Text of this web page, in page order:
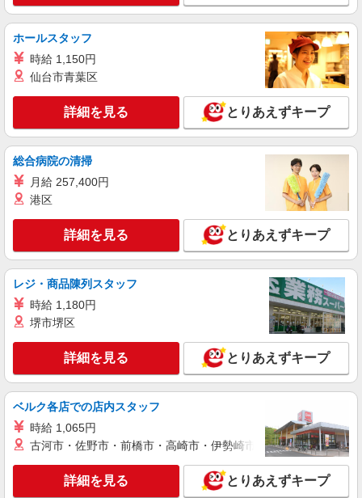
例：285万円〜 ※職務手当、働きがい向上手当、
日祝手当（月平均2回分）等、毎月平均的に支払わ
れる手当を含みます。 ※介護福祉士のみ、特別職
過1分〜） ◎賞与 基本給2.08ヶ月分/年支給
千葉県柏市高柳1478-1 【そんぽの家S 柏高
柳】建物内
キープ 詳細を見る
SOMPOケア 地域サービスセンター豊四季 訪問介護/2164cc2
登録ヘルパー
［1］ご利用者さま宅（時給） 介護福祉士／
1800円◎週20h以上：1850円 実務者・初任者／
1720円◎週20h以上：1770円 ＊〜8時、18時〜：
2150円〜（介護福祉士2250円〜） ＊日祝：2020
給） 介護福祉士／1600円◎週20h以上：1650円 実
務者・初任者／1520円◎週20h以上：1570円 ＊〜
8時、18時〜：1900円〜（介護福祉士2000円〜）
＊日祝：1820円〜（介護福祉士1900円〜） ◎週
20h以上は社保加入 ◎身体介助、生活援助が同時
給 ◎キャンセル手当職務時給の60％支給
千葉県柏市豊四季283-1 【そんぽの家S 豊
キープ 詳細を見る
正社員
そんぽの家S 柏高柳/2072ba1
【介護福祉士】 月給：278,300円 年収例：374
万円〜 【実務者研修】 月給：248,900円 年収例：
336万円〜 【初任者研修】 月給：243,400円 年収
例：315万円〜 ※職務手当、働きがい向上手当、
日祝手当（月平均2回分）、夜勤手当（月平均5回
分）等、毎月平均的に支払われる手当を含みま
す。 ※介護福祉士のみ、特別職務手当も含む ◎残
業時は別途時間外手当支給（超過1分〜） ◎賞
与 基本給2.08ヶ月分/年支給
千葉県柏市高柳1478-1
キープ 詳細を見る
正社員
SOMPOケア 柏青葉台 訪問介護/5225ca1
介護スタッフ
【介護福祉士】 月給：241,800円 年収例：330
ホールスタッフ
時給 1,150円
仙台市青葉区
詳細を見る とりあえずキープ
総合病院の清掃
月給 257,400円
港区
詳細を見る とりあえずキープ
レジ・商品陳列スタッフ
時給 1,180円
堺市堺区
詳細を見る とりあえずキープ
ベルク各店での店内スタッフ
時給 1,065円
古河市・佐野市・前橋市・高崎市・伊勢崎市・太田市・館林市
詳細を見る とりあえずキープ